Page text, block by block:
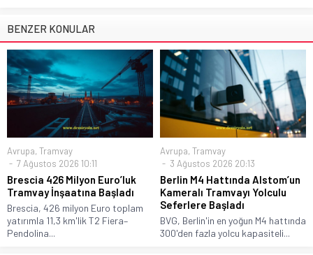
BENZER KONULAR
Avrupa, Tramvay
7 Ağustos 2026 10:11
Brescia 426 Milyon Euro’luk
Tramvay İnşaatına Başladı
Brescia, 426 milyon Euro toplam
yatırımla 11,3 km'lik T2 Fiera–
Pendolina...
Avrupa, Tramvay
3 Ağustos 2026 20:13
Berlin M4 Hattında Alstom’un
Kameralı Tramvayı Yolculu
Seferlere Başladı
BVG, Berlin'in en yoğun M4 hattında
300'den fazla yolcu kapasiteli...